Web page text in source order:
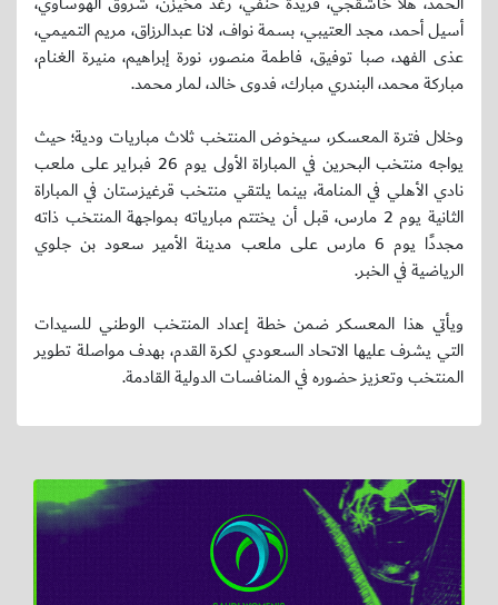
أسيل أحمد، مجد العتيبي، بسمة نواف، لانا عبدالرزاق، مريم التميمي،
عذى الفهد، صبا توفيق، فاطمة منصور، نورة إبراهيم، منيرة الغنام،
مباركة محمد، البندري مبارك، فدوى خالد، لمار محمد.
وخلال فترة المعسكر، سيخوض المنتخب ثلاث مباريات ودية؛ حيث
يواجه منتخب البحرين في المباراة الأولى يوم 26 فبراير على ملعب
نادي الأهلي في المنامة، بينما يلتقي منتخب قرغيزستان في المباراة
الثانية يوم 2 مارس، قبل أن يختتم مبارياته بمواجهة المنتخب ذاته
مجددًا يوم 6 مارس على ملعب مدينة الأمير سعود بن جلوي
الرياضية في الخبر.
ويأتي هذا المعسكر ضمن خطة إعداد المنتخب الوطني للسيدات
التي يشرف عليها الاتحاد السعودي لكرة القدم، بهدف مواصلة تطوير
المنتخب وتعزيز حضوره في المنافسات الدولية القادمة.